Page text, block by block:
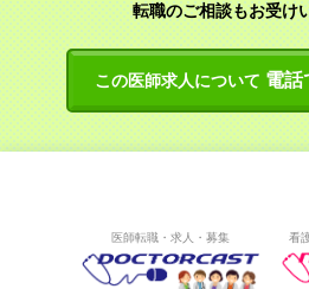
転職のご相談もお受け
この医師求人について 電話
医師転職・求人・募集 看